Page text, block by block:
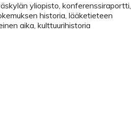
yliopisto, konferenssiraportti,
historia, lääketieteen
aika, kulttuurihistoria